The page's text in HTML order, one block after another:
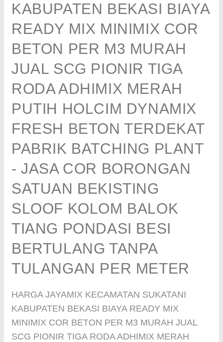
KABUPATEN BEKASI BIAYA
READY MIX MINIMIX COR
BETON PER M3 MURAH
JUAL SCG PIONIR TIGA
RODA ADHIMIX MERAH
PUTIH HOLCIM DYNAMIX
FRESH BETON TERDEKAT
PABRIK BATCHING PLANT
- JASA COR BORONGAN
SATUAN BEKISTING
SLOOF KOLOM BALOK
TIANG PONDASI BESI
BERTULANG TANPA
TULANGAN PER METER
HARGA JAYAMIX KECAMATAN SUKATANI
KABUPATEN BEKASI BIAYA READY MIX
MINIMIX COR BETON PER M3 MURAH JUAL
SCG PIONIR TIGA RODA ADHIMIX MERAH